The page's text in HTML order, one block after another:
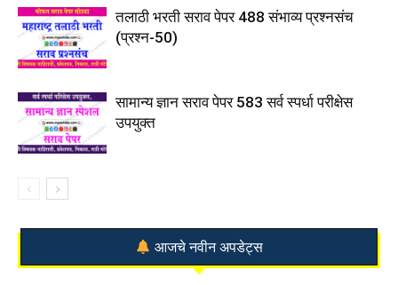
तलाठी भरती सराव पेपर 488 संभाव्य प्रश्नसंच
(प्रश्न-50)
सामान्य ज्ञान सराव पेपर 583 सर्व स्पर्धा परीक्षेस
उपयुक्त
आजचे नवीन अपडेट्स